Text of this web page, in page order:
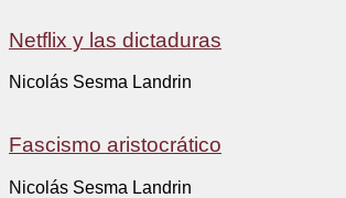
Netflix y las dictaduras
Nicolás Sesma Landrin
Fascismo aristocrático
Nicolás Sesma Landrin